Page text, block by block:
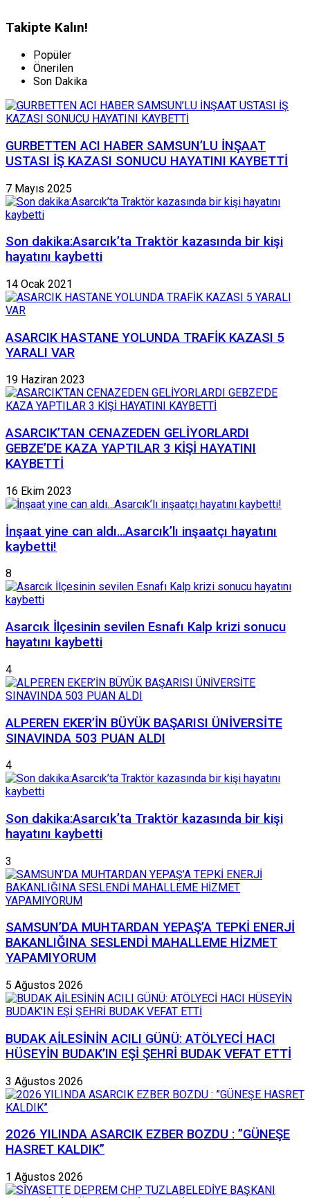
Takipte Kalın!
Popüler
Önerilen
Son Dakika
GURBETTEN ACI HABER SAMSUN’LU İNŞAAT
USTASI İŞ KAZASI SONUCU HAYATINI KAYBETTİ
7 Mayıs 2025
Son dakika:Asarcık’ta Traktör kazasında bir kişi
hayatını kaybetti
14 Ocak 2021
ASARCIK HASTANE YOLUNDA TRAFİK KAZASI 5
YARALI VAR
19 Haziran 2023
ASARCIK’TAN CENAZEDEN GELİYORLARDI
GEBZE’DE KAZA YAPTILAR 3 KİŞİ HAYATINI
KAYBETTİ
16 Ekim 2023
İnşaat yine can aldı…Asarcık’lı inşaatçı hayatını
kaybetti!
8
Asarcık İlçesinin sevilen Esnafı Kalp krizi sonucu
hayatını kaybetti
4
ALPEREN EKER’İN BÜYÜK BAŞARISI ÜNİVERSİTE
SINAVINDA 503 PUAN ALDI
4
Son dakika:Asarcık’ta Traktör kazasında bir kişi
hayatını kaybetti
3
SAMSUN’DA MUHTARDAN YEPAŞ’A TEPKİ ENERJİ
BAKANLIĞINA SESLENDİ MAHALLEME HİZMET
YAPAMIYORUM
5 Ağustos 2026
BUDAK AİLESİNİN ACILI GÜNÜ: ATÖLYECİ HACI
HÜSEYİN BUDAK’IN EŞİ ŞEHRİ BUDAK VEFAT ETTİ
3 Ağustos 2026
2026 YILINDA ASARCIK EZBER BOZDU : ”GÜNEŞE
HASRET KALDIK”
1 Ağustos 2026